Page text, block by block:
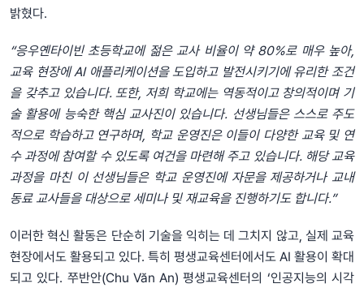
밝혔다.
“응우옌타이빈 초등학교에 젊은 교사 비율이 약 80%로 매우 높아,
교육 현장에 AI 애플리케이션을 도입하고 발전시키기에 유리한 조건
을 갖추고 있습니다. 또한, 저희 학교에는 역동적이고 창의적이며 기
술 활용에 능숙한 핵심 교사진이 있습니다. 선생님들은 스스로 주도
적으로 학습하고 연구하며, 학교 운영진은 이들이 다양한 교육 및 연
수 과정에 참여할 수 있도록 여건을 마련해 주고 있습니다. 해당 교육
과정을 마친 이 선생님들은 학교 운영진에 자문을 제공하거나 교내
동료 교사들을 대상으로 세미나 및 재교육을 진행하기도 합니다.”
이러한 혁신 활동은 단순히 기술을 익히는 데 그치지 않고, 실제 교육
현장에서도 활용되고 있다. 특히 평생교육센터에서도 AI 활용이 확대
되고 있다. 쭈반안(Chu Văn An) 평생교육센터의 ‘인공지능의 시각